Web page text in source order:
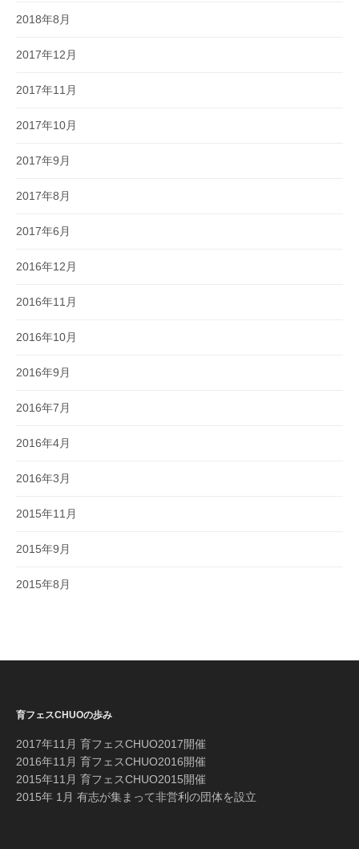
2018年8月
2017年12月
2017年11月
2017年10月
2017年9月
2017年8月
2017年6月
2016年12月
2016年11月
2016年10月
2016年9月
2016年7月
2016年4月
2016年3月
2015年11月
2015年9月
2015年8月
育フェスCHUOの歩み
2017年11月 育フェスCHUO2017開催
2016年11月 育フェスCHUO2016開催
2015年11月 育フェスCHUO2015開催
2015年 1月 有志が集まって非営利の団体を設立